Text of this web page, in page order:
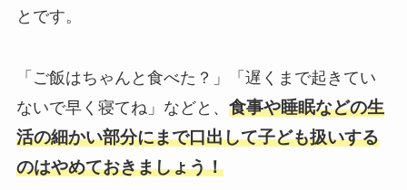
とです。
「ご飯はちゃんと食べた？」「遅くまで起きてい
ないで早く寝てね」などと、 食事や睡眠などの生
活の細かい部分にまで口出して子ども扱いする
のはやめておきましょう！